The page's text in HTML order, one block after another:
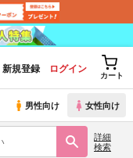
新規登録 ログイン
カート
男性向け 女性向け
詳細
検索